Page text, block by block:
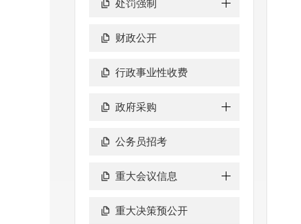
处罚强制
财政公开
行政事业性收费
政府采购
公务员招考
重大会议信息
重大决策预公开